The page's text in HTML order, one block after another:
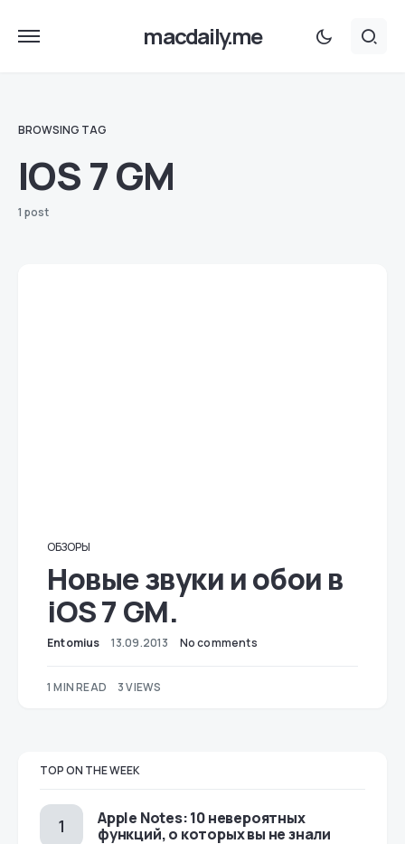
macdaily.me
BROWSING TAG
IOS 7 GM
1 post
ОБЗОРЫ
Новые звуки и обои в
iOS 7 GM.
Entomius 13.09.2013 No comments
1 MIN READ 3 VIEWS
TOP ON THE WEEK
Apple Notes: 10 невероятных
функций, о которых вы не знали